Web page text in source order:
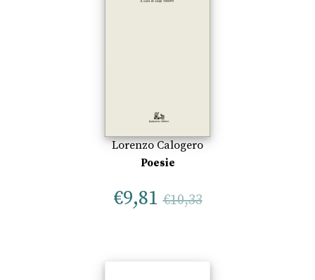
Lorenzo Calogero
Poesie
€9,81 €10,33